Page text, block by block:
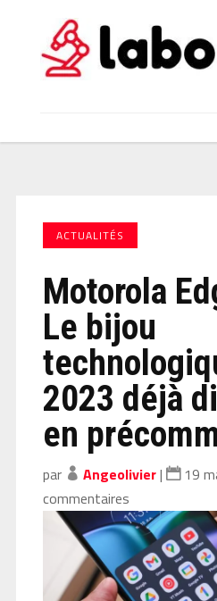
ACTUALITÉS
Motorola
Le bijou
2023 déjà
en
par Angeolivier| 19
commentaires